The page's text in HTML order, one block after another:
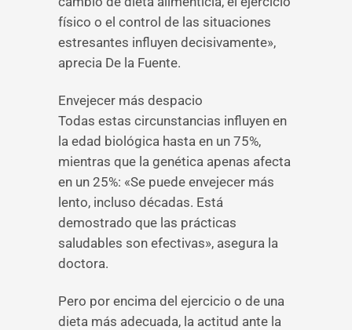
físico o el control de las situaciones
estresantes influyen decisivamente»,
aprecia De la Fuente.
Envejecer más despacio
Todas estas circunstancias influyen en
la edad biológica hasta en un 75%,
mientras que la genética apenas afecta
en un 25%: «Se puede envejecer más
lento, incluso décadas. Está
demostrado que las prácticas
saludables son efectivas», asegura la
doctora.
Pero por encima del ejercicio o de una
dieta más adecuada, la actitud ante la